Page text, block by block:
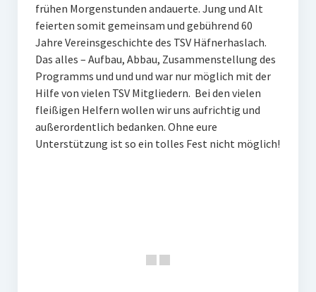
frühen Morgenstunden andauerte. Jung und Alt
feierten somit gemeinsam und gebührend 60
Jahre Vereinsgeschichte des TSV Häfnerhaslach.
Das alles – Aufbau, Abbau, Zusammenstellung des
Programms und und und war nur möglich mit der
Hilfe von vielen TSV Mitgliedern. Bei den vielen
fleißigen Helfern wollen wir uns aufrichtig und
außerordentlich bedanken. Ohne eure
Unterstützung ist so ein tolles Fest nicht möglich!